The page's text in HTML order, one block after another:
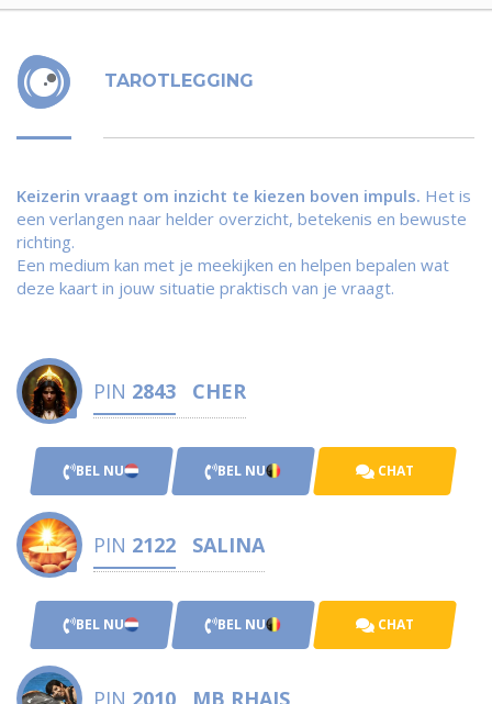
TAROTLEGGING
Keizerin vraagt om inzicht te kiezen boven impuls. Het is
een verlangen naar helder overzicht, betekenis en bewuste
richting.
Een medium kan met je meekijken en helpen bepalen wat
deze kaart in jouw situatie praktisch van je vraagt.
PIN 2843 CHER
BEL NU BEL NU CHAT
PIN 2122 SALINA
BEL NU BEL NU CHAT
PIN 2010 MB RHAIS